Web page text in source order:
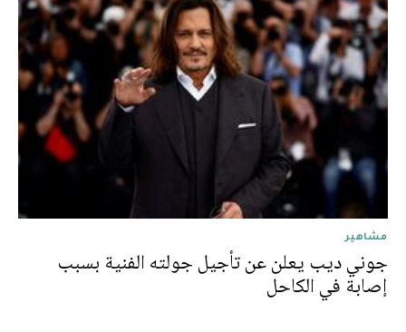
مشاهير
جوني ديب يعلن عن تأجيل جولته الفنية بسبب
إصابة في الكاحل